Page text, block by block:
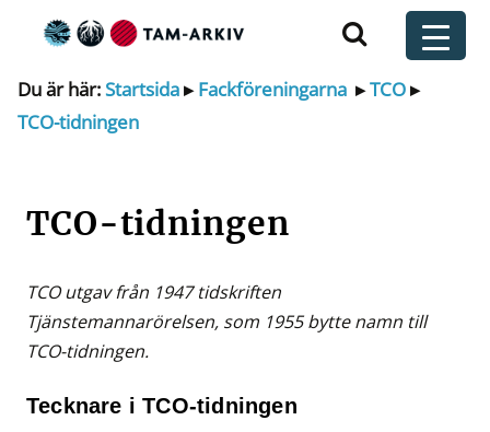
Huvudnavigering
Du är här:Startsida▸Fackföreningarna ▸TCO▸
TCO-tidningen
TCO-tidningen
TCO utgav från 1947 tidskriften
Tjänstemannarörelsen, som 1955 bytte namn till
TCO-tidningen.
Tecknare i TCO-tidningen